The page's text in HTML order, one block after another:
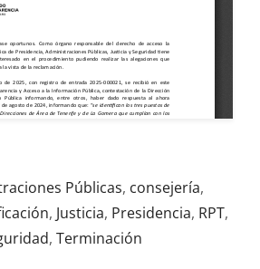
Públicas, consejería,
, Justicia, Presidencia, RPT,
, Terminación